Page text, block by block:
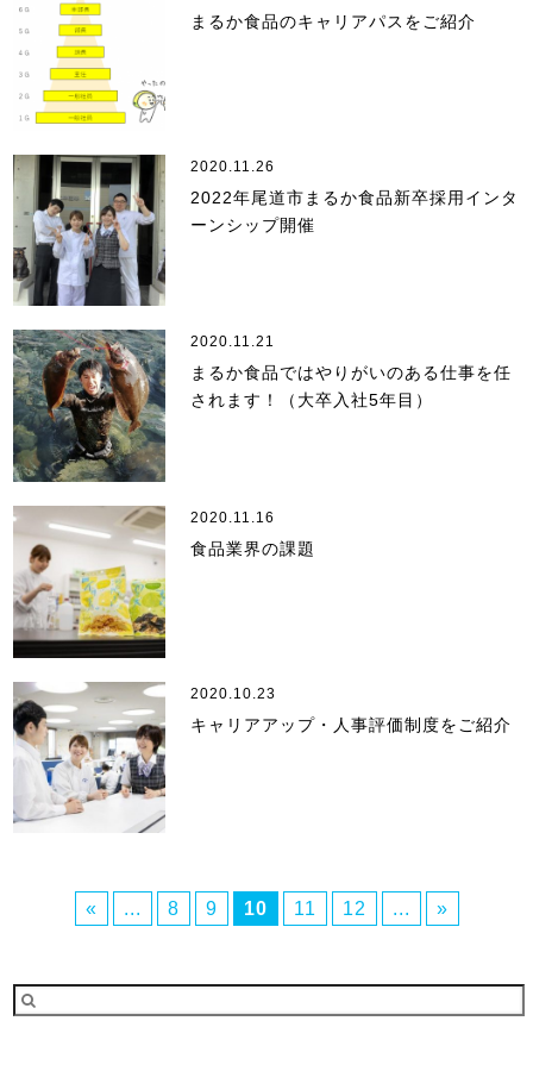
まるか食品のキャリアパスをご紹介
2020.11.26
2022年尾道市まるか食品新卒採用インタ
ーンシップ開催
2020.11.21
まるか食品ではやりがいのある仕事を任
されます！（大卒入社5年目）
2020.11.16
食品業界の課題
2020.10.23
キャリアアップ・人事評価制度をご紹介
« ... 8 9 10 11 12 ... »